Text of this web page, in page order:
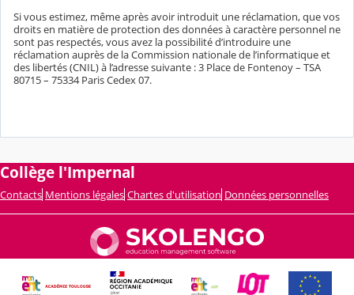
Si vous estimez, même après avoir introduit une réclamation, que vos
droits en matière de protection des données à caractère personnel ne
sont pas respectés, vous avez la possibilité d’introduire une
réclamation auprès de la Commission nationale de l’informatique et
des libertés (CNIL) à l’adresse suivante : 3 Place de Fontenoy – TSA
80715 – 75334 Paris Cedex 07.
Collège l'Impernal
Contacts Mentions légales Chartes d'utilisation Données personnelles